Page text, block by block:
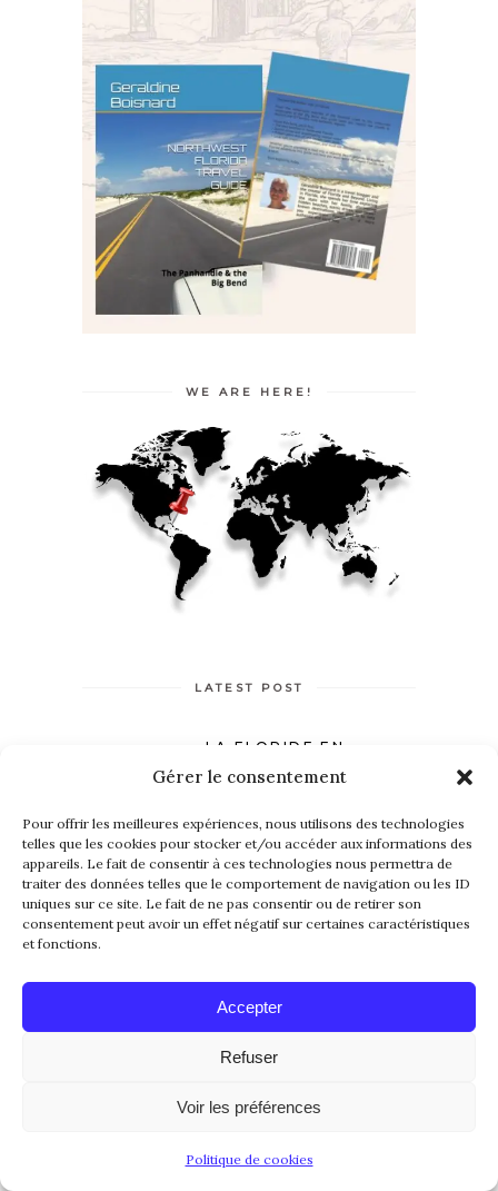
Gérer le consentement
Pour offrir les meilleures expériences, nous utilisons des technologies
telles que les cookies pour stocker et/ou accéder aux informations des
appareils. Le fait de consentir à ces technologies nous permettra de
traiter des données telles que le comportement de navigation ou les ID
uniques sur ce site. Le fait de ne pas consentir ou de retirer son
consentement peut avoir un effet négatif sur certaines caractéristiques
et fonctions.
Accepter
Refuser
Voir les préférences
Politique de cookies
WE ARE HERE!
LATEST POST
LA FLORIDE EN
OCTOBRE : MÉTÉO,
PAS MANQUER
LES 13 MCDONALD’S
LES PLUS INSOLITES
DES ÉTATS-UNIS
GRATUITES À FAIRE
ABSOLUMENT À LAS
REEF NATIONAL PARK
GUIDE COMPLET ET